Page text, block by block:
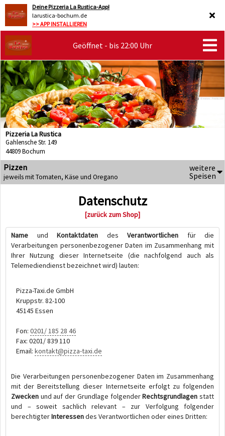
Deine Pizzeria La Rustica-App!
larustica-bochum.de
>> APP INSTALLIEREN
Geöffnet - bis 22:00 Uhr
Pizzeria La Rustica
Gahlensche Str. 149
44809 Bochum
Pizzen
jeweils mit Tomaten, Käse und Oregano
weitere
Speisen
Datenschutz
[zurück zum Shop]
Name und Kontaktdaten des Verantwortlichen für die
Verarbeitungen personenbezogener Daten im Zusammenhang mit
Ihrer Nutzung dieser Internetseite (die nachfolgend auch als
Telemediendienst bezeichnet wird) lauten:
Pizza-Taxi.de GmbH
Kruppstr. 82-100
45145 Essen
Fon: 0201/ 185 28 46
Fax: 0201/ 839 110
Email: kontakt@pizza-taxi.de
Die Verarbeitungen personenbezogener Daten im Zusammenhang
mit der Bereitstellung dieser Internetseite erfolgt zu folgenden
Zwecken und auf der Grundlage folgenderRechtsgrundlagen statt
und – soweit sachlich relevant – zur Verfolgung folgender
berechtigterInteressendes Verantwortlichen oder eines Dritten: